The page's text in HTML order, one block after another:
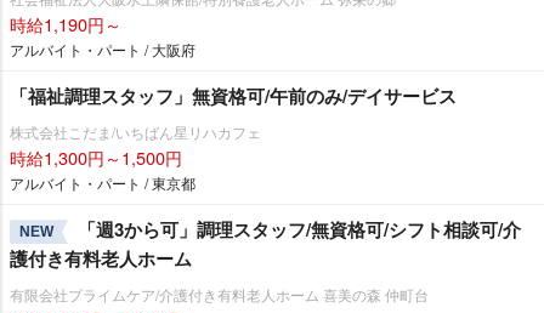
時給1,190円～
アルバイト・パート / 大阪府
「福祉調理スタッフ」無資格可/午前のみ/デイサービス
株式会社こだま/いちばん星リハカフェ
時給1,300円～1,500円
アルバイト・パート / 東京都
NEW
「週3から可」調理スタッフ/無資格可/シフト相談可/介
護付き有料老人ホーム
有限会社プライムケア/介護付き有料老人ホーム 喜美の森 仲町台